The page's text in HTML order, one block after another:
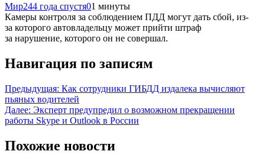
Мир244 года спустя01 минуты
Камеры контроля за соблюдением ПДД могут дать сбой, из-
за которого автовладельцу может прийти штраф
за нарушение, которого он не совершал.
Навигация по записям
Предыдущая: Как сотрудники ГИБДД издалека вычисляют
пьяных водителей
Далее: Эксперт предупредил о возможном прекращении
работы Skype и Outlook в России
Похожие новости